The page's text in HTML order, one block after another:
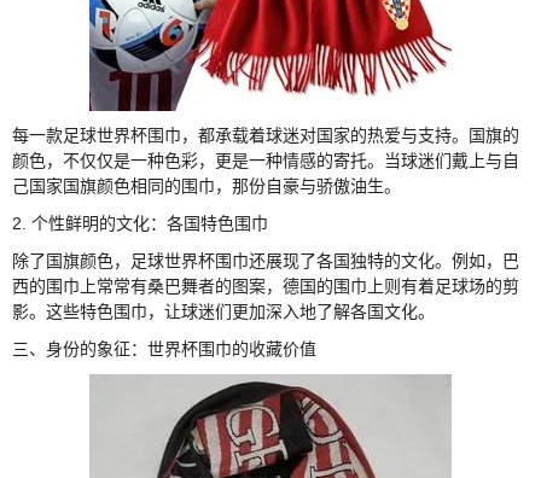
每一款足球世界杯围巾，都承载着球迷对国家的热爱与支持。国旗的
颜色，不仅仅是一种色彩，更是一种情感的寄托。当球迷们戴上与自
己国家国旗颜色相同的围巾，那份自豪与骄傲油生。
2. 个性鲜明的文化：各国特色围巾
除了国旗颜色，足球世界杯围巾还展现了各国独特的文化。例如，巴
西的围巾上常常有桑巴舞者的图案，德国的围巾上则有着足球场的剪
影。这些特色围巾，让球迷们更加深入地了解各国文化。
三、身份的象征：世界杯围巾的收藏价值